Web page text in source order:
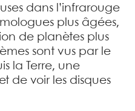
dans l’infrarouge
plus âgées,
de planètes plus
sont vus par le
la Terre, une
de voir les disques